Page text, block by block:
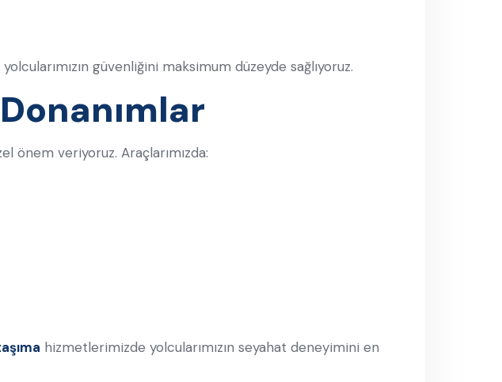
güvenliğini maksimum düzeyde sağlıyoruz.
önem veriyoruz. Araçlarımızda:
hizmetlerimizde yolcularımızın seyahat deneyimini en